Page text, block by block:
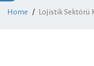
Home Lojistik Sektörü